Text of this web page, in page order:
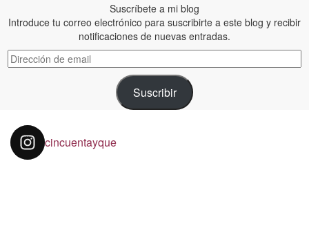
Suscríbete a mi blog
Introduce tu correo electrónico para suscribirte a este blog y recibir
notificaciones de nuevas entradas.
Dirección
de
Suscribir
cincuentayque